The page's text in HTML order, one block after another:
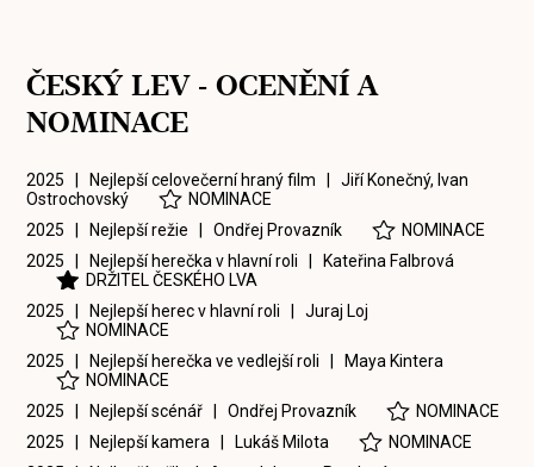
ČESKÝ LEV - OCENĚNÍ A
NOMINACE
2025 | Nejlepší celovečerní hraný film |Jiří Konečný, Ivan
Ostrochovský
NOMINACE
2025 | Nejlepší režie |Ondřej Provazník
NOMINACE
2025 | Nejlepší herečka v hlavní roli | Kateřina Falbrová
DRŽITEL ČESKÉHO LVA
2025 | Nejlepší herec v hlavní roli |Juraj Loj
NOMINACE
2025 | Nejlepší herečka ve vedlejší roli | Maya Kintera
NOMINACE
2025 | Nejlepší scénář |Ondřej Provazník
NOMINACE
2025 | Nejlepší kamera | Lukáš Milota
NOMINACE